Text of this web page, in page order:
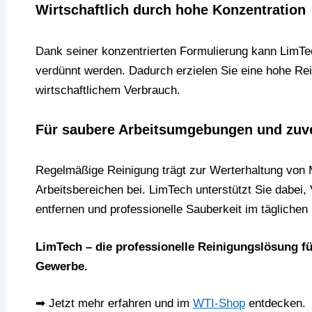
Wirtschaftlich durch hohe Konzentration
Dank seiner konzentrierten Formulierung kann
verdünnt werden. Dadurch erzielen Sie eine hohe
wirtschaftlichem Verbrauch.
Für saubere Arbeitsumgebungen und
Regelmäßige Reinigung trägt zur Werterhaltung von
Arbeitsbereichen bei. LimTech unterstützt Sie
entfernen und professionelle Sauberkeit im
LimTech – die professionelle Reinigungslösung
Gewerbe.
➡ Jetzt mehr erfahren und im WTI-Shopentdecken.